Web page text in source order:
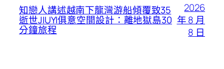
知戀人講述越南下龍灣游船傾覆致35
逝世JIUYI俱意空間設計：離地獄島30
分鐘旅程
2026
年 8 月
8 日